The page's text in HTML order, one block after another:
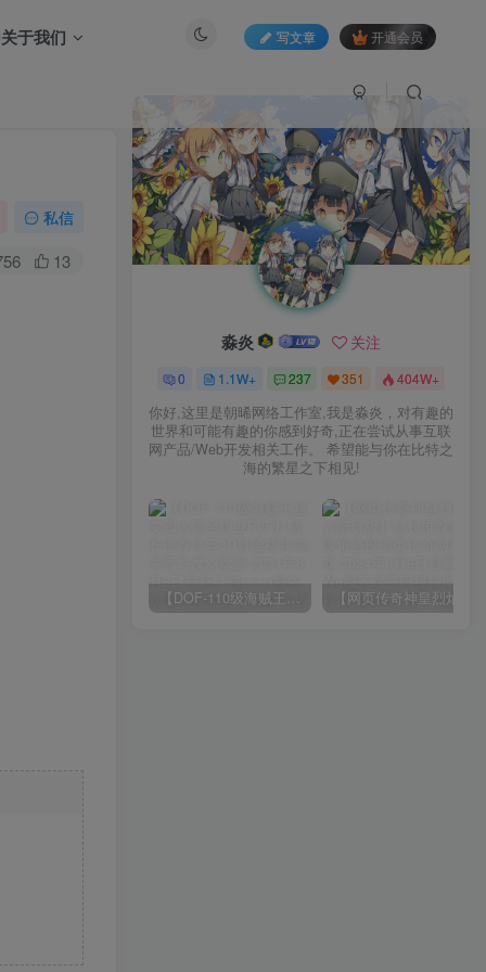
关于我们 写文章 开通会员
私信
13
淼炎 关注
0 1.1W+ 237 351 404W+
你好,这里是朝晞网络工作室,我是淼炎，对有趣的
世界和可能有趣的你感到好奇,正在尝试从事互联
网产品/Web开发相关工作。 希望能与你在比特之
海的繁星之下相见!
【DOF-110级海贼王超变四大陆全职业PVF】站长推荐经典3D冒险格斗闯关西方魔幻端游-2024年8月8日最新打包Linux服务端源码视频架设教程-等级补丁-配套完整客户端！